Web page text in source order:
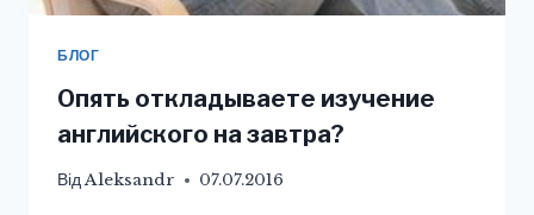
БЛОГ
Опять откладываете изучение
английского на завтра?
ВідAleksandr 07.07.2016